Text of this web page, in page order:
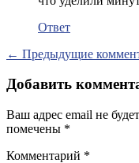
Ответ
Навигация
комментариям
← Предыдущие
Добавить
Ваш адрес email не
помечены *
Комментарий *